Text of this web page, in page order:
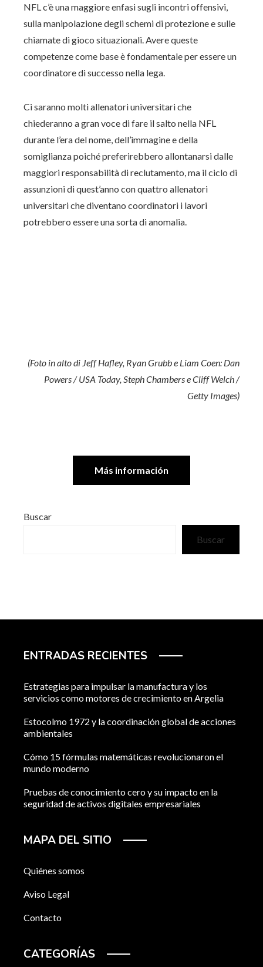
NFL c’è una maggiore enfasi sugli incontri offensivi,
sulla manipolazione degli schemi di protezione e sulle
chiamate di gioco situazionali. Avere queste
competenze come base è fondamentale per essere un
coordinatore di successo nella lega.
Ci saranno molti allenatori universitari che
chiederanno a gran voce di fare il salto nella NFL
durante l’era del nome, dell’immagine e della
somiglianza poiché preferirebbero allontanarsi dalle
maggiori responsabilità di reclutamento, ma il ciclo di
assunzioni di quest’anno con quattro allenatori
universitari che diventano coordinatori i lavori
potrebbero essere una sorta di anomalia.
(Foto in alto di Jeff Hafley, Ryan Grubb e Liam Coen: Dan
Powers / USA Today, Steph Chambers e Cliff Welch /
Getty Images)
Más información
Buscar
Buscar
ENTRADAS RECIENTES
Estrategias para impulsar la manufactura y los
servicios como motores de crecimiento en Argelia
Estocolmo 1972 y la coordinación global de acciones
ambientales
Cómo 15 fórmulas matemáticas revolucionaron el
mundo moderno
Pruebas de conocimiento cero y su impacto en la
seguridad de activos digitales empresariales
MAPA DEL SITIO
Quiénes somos
Aviso Legal
Contacto
CATEGORÍAS